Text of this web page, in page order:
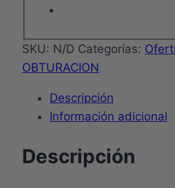
SKU: N/D Categorías:
OBTURACION
Descripción
Información adicional
Descripción